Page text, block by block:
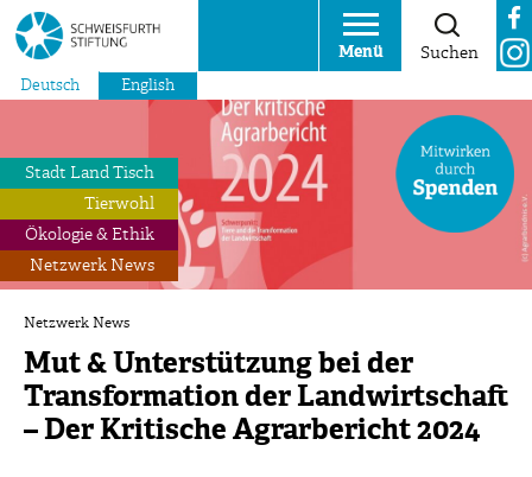
Menü Suchen
Deutsch English
Stadt Land Tisch
Tierwohl
Ökologie & Ethik
Netzwerk News
Netzwerk News
Mut & Unterstützung bei der
Transformation der Landwirtschaft
– Der Kritische Agrarbericht 2024